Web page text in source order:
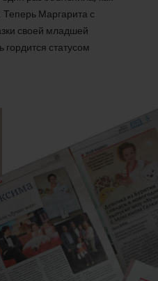
Теперь Маргарита с
своей младшей
статусом